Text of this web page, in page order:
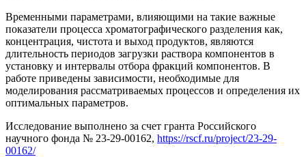
Временными параметрами, влияющими на такие важные
показатели процесса хроматографического разделения как,
концентрация, чистота и выход продуктов, являются
длительность периодов загрузки раствора компонентов в
установку и интервалы отбора фракций компонентов. В
работе приведены зависимости, необходимые для
моделирования рассматриваемых процессов и определения их
оптимальных параметров.
Исследование выполнено за счет гранта Российского
научного фонда № 23-29-00162, https://rscf.ru/project/23-29-
00162/